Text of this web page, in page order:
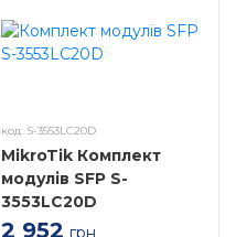
код: S-3553LC20D
MikroTik Комплект
модулів SFP S-
3553LC20D
2 952 грн